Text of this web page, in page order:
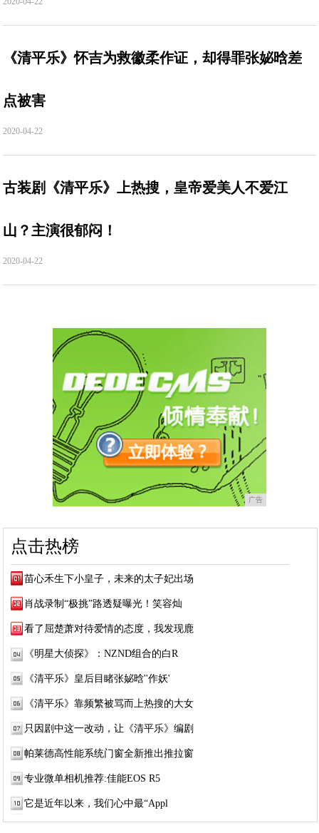
《清平乐》怀吉为救徽柔作证，却得罪张妼晗差
点被害
2020-04-22
古装剧《清平乐》上热搜，皇帝爱美人不爱江
山？主演很郁闷！
2020-04-22
广告
点击热榜
苗心禾生下小皇子，未来的太子妃出场
肖战录制“极挑”路透疑曝光！笑容灿
看了屈楚萧对待爱情的态度，我发现鹿
《明星大侦探》：NZND组合的白R
《清平乐》皇后目睹张妼晗''作妖'
《清平乐》靠频繁被骂而上热搜的大女
只因剧中这一改动，让《清平乐》编剧
帕莱德高性能系统门窗全新推出推拉窗
专业微单相机推荐:佳能EOS R5
它是近年以来，我们心中最“Appl